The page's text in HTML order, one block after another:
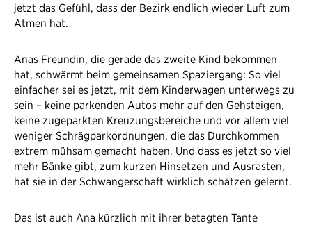
jetzt das Gefühl, dass der Bezirk endlich wieder Luft zum
Atmen hat.
Anas Freundin, die gerade das zweite Kind bekommen
hat, schwärmt beim gemeinsamen Spaziergang: So viel
einfacher sei es jetzt, mit dem Kinderwagen unterwegs zu
sein – keine parkenden Autos mehr auf den Gehsteigen,
keine zugeparkten Kreuzungsbereiche und vor allem viel
weniger Schrägparkordnungen, die das Durchkommen
extrem mühsam gemacht haben. Und dass es jetzt so viel
mehr Bänke gibt, zum kurzen Hinsetzen und Ausrasten,
hat sie in der Schwangerschaft wirklich schätzen gelernt.
Das ist auch Ana kürzlich mit ihrer betagten Tante